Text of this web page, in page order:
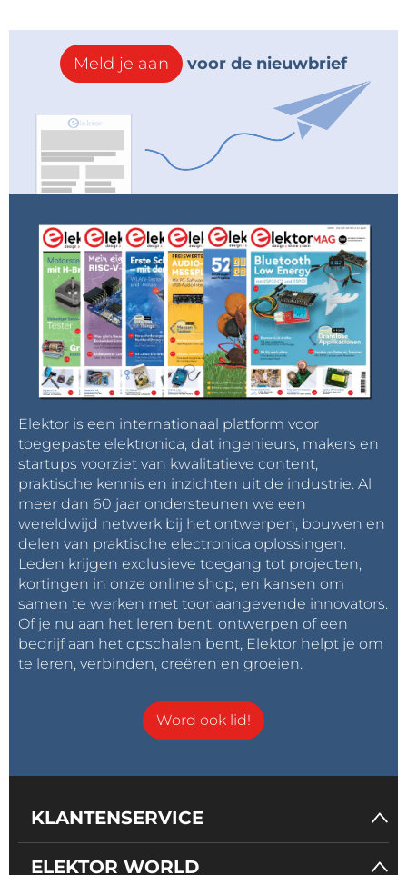
Meld je aan voor de nieuwbrief
Elektor is een internationaal platform voor
toegepaste elektronica, dat ingenieurs, makers en
startups voorziet van kwalitatieve content,
praktische kennis en inzichten uit de industrie. Al
meer dan 60 jaar ondersteunen we een
wereldwijd netwerk bij het ontwerpen, bouwen en
delen van praktische electronica oplossingen.
Leden krijgen exclusieve toegang tot projecten,
kortingen in onze online shop, en kansen om
samen te werken met toonaangevende innovators.
Of je nu aan het leren bent, ontwerpen of een
bedrijf aan het opschalen bent, Elektor helpt je om
te leren, verbinden, creëren en groeien.
Word ook lid!
KLANTENSERVICE
ELEKTOR WORLD